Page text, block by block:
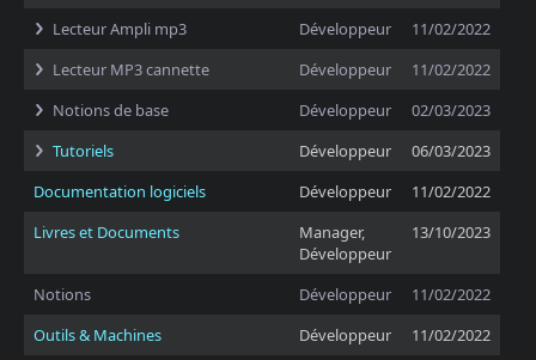
Lecteur Ampli mp3
Développeur
11/02/2022
Lecteur MP3 cannette
Développeur
11/02/2022
Notions de base
Développeur
02/03/2023
Tutoriels
Développeur
06/03/2023
Documentation logiciels
Développeur
11/02/2022
Livres et Documents
Manager,
Développeur
13/10/2023
Notions Développeur
11/02/2022
Outils & Machines
Développeur
11/02/2022